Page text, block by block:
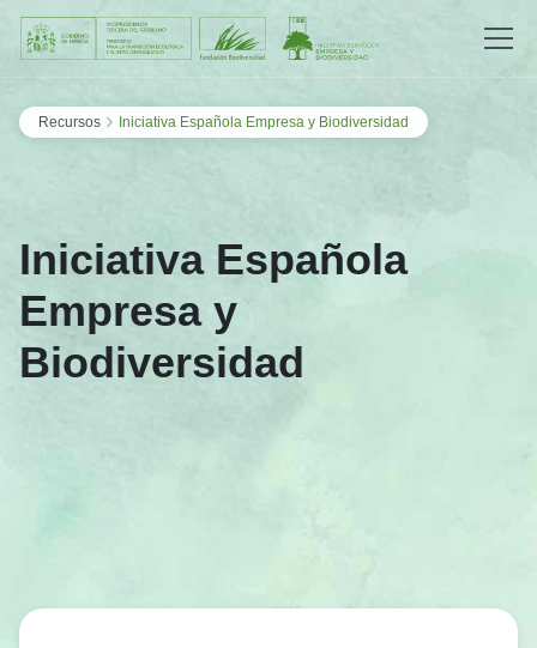
Saltar al contenido
Recursos › Iniciativa Española Empresa y Biodiversidad
Iniciativa Española
Empresa y
Biodiversidad